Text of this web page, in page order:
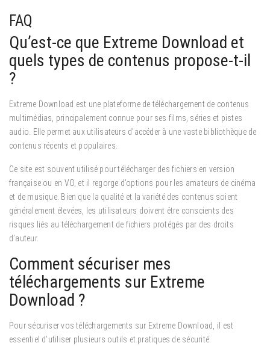
FAQ
Qu’est-ce que Extreme Download et
quels types de contenus propose-t-il
?
Extreme Download est une plateforme de téléchargement de contenus
multimédias, principalement connue pour ses films, séries et pistes
audio. Elle permet aux utilisateurs d’accéder à une vaste bibliothèque de
contenus récents et populaires.
Ce site est souvent utilisé pour télécharger des fichiers en version
française ou en VO, et il regorge d’options pour les amateurs de cinéma
et de musique. Bien que la qualité et la variété des contenus soient
généralement élevées, les utilisateurs doivent être conscients des
risques liés au téléchargement de fichiers protégés par des droits
d’auteur.
Comment sécuriser mes
téléchargements sur Extreme
Download ?
Pour sécuriser vos téléchargements sur Extreme Download, il est
essentiel d’utiliser plusieurs outils et pratiques de sécurité.